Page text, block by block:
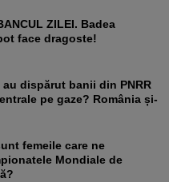
face dragoste!
pe gaze? România și-
Mondiale de